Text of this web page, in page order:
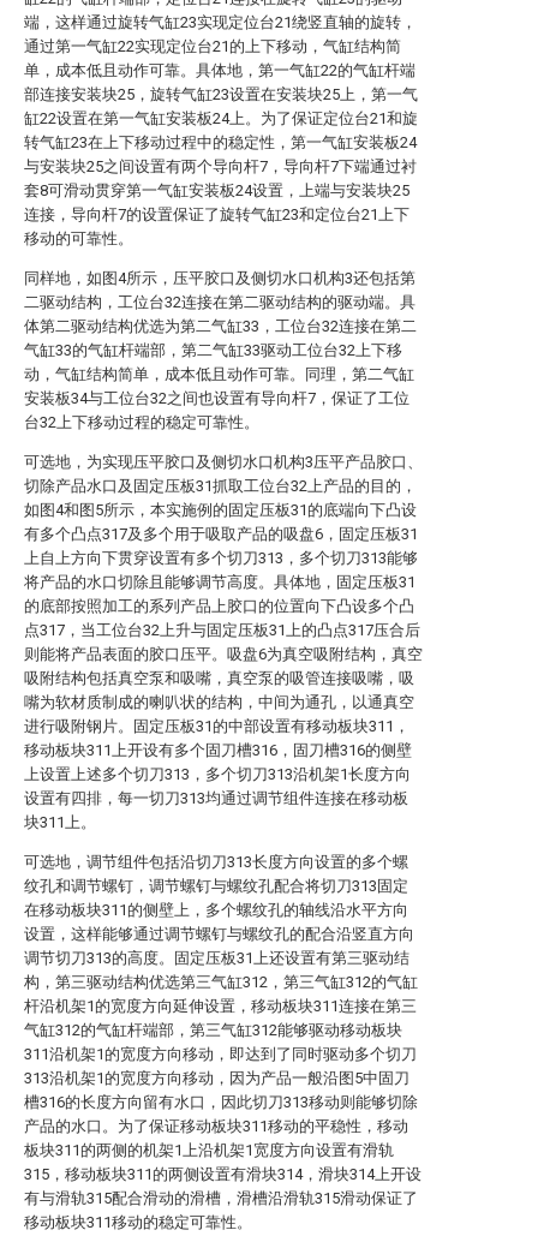
端，这样通过旋转气缸23实现定位台21绕竖直轴的旋转，
通过第一气缸22实现定位台21的上下移动，气缸结构简
单，成本低且动作可靠。具体地，第一气缸22的气缸杆端
部连接安装块25，旋转气缸23设置在安装块25上，第一气
缸22设置在第一气缸安装板24上。为了保证定位台21和旋
转气缸23在上下移动过程中的稳定性，第一气缸安装板24
与安装块25之间设置有两个导向杆7，导向杆7下端通过衬
套8可滑动贯穿第一气缸安装板24设置，上端与安装块25
连接，导向杆7的设置保证了旋转气缸23和定位台21上下
移动的可靠性。
同样地，如图4所示，压平胶口及侧切水口机构3还包括第
二驱动结构，工位台32连接在第二驱动结构的驱动端。具
体第二驱动结构优选为第二气缸33，工位台32连接在第二
气缸33的气缸杆端部，第二气缸33驱动工位台32上下移
动，气缸结构简单，成本低且动作可靠。同理，第二气缸
安装板34与工位台32之间也设置有导向杆7，保证了工位
台32上下移动过程的稳定可靠性。
可选地，为实现压平胶口及侧切水口机构3压平产品胶口、
切除产品水口及固定压板31抓取工位台32上产品的目的，
如图4和图5所示，本实施例的固定压板31的底端向下凸设
有多个凸点317及多个用于吸取产品的吸盘6，固定压板31
上自上方向下贯穿设置有多个切刀313，多个切刀313能够
将产品的水口切除且能够调节高度。具体地，固定压板31
的底部按照加工的系列产品上胶口的位置向下凸设多个凸
点317，当工位台32上升与固定压板31上的凸点317压合后
则能将产品表面的胶口压平。吸盘6为真空吸附结构，真空
吸附结构包括真空泵和吸嘴，真空泵的吸管连接吸嘴，吸
嘴为软材质制成的喇叭状的结构，中间为通孔，以通真空
进行吸附钢片。固定压板31的中部设置有移动板块311，
移动板块311上开设有多个固刀槽316，固刀槽316的侧壁
上设置上述多个切刀313，多个切刀313沿机架1长度方向
设置有四排，每一切刀313均通过调节组件连接在移动板
块311上。
可选地，调节组件包括沿切刀313长度方向设置的多个螺
纹孔和调节螺钉，调节螺钉与螺纹孔配合将切刀313固定
在移动板块311的侧壁上，多个螺纹孔的轴线沿水平方向
设置，这样能够通过调节螺钉与螺纹孔的配合沿竖直方向
调节切刀313的高度。固定压板31上还设置有第三驱动结
构，第三驱动结构优选第三气缸312，第三气缸312的气缸
杆沿机架1的宽度方向延伸设置，移动板块311连接在第三
气缸312的气缸杆端部，第三气缸312能够驱动移动板块
311沿机架1的宽度方向移动，即达到了同时驱动多个切刀
313沿机架1的宽度方向移动，因为产品一般沿图5中固刀
槽316的长度方向留有水口，因此切刀313移动则能够切除
产品的水口。为了保证移动板块311移动的平稳性，移动
板块311的两侧的机架1上沿机架1宽度方向设置有滑轨
315，移动板块311的两侧设置有滑块314，滑块314上开设
有与滑轨315配合滑动的滑槽，滑槽沿滑轨315滑动保证了
移动板块311移动的稳定可靠性。